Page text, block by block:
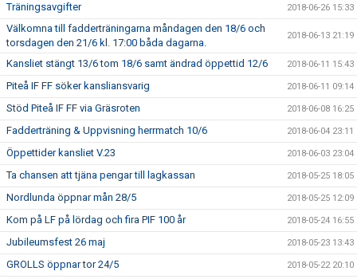
Träningsavgifter 2018-06-26 15:33
Välkomna till fadderträningarna måndagen den 18/6 och
torsdagen den 21/6 kl. 17:00 båda dagarna.
2018-06-13 21:19
Kansliet stängt 13/6 tom 18/6 samt ändrad öppettid 12/6 2018-06-11 15:43
Piteå IF FF söker kansliansvarig 2018-06-11 09:14
Stöd Piteå IF FF via Gräsroten 2018-06-08 16:25
Fadderträning & Uppvisning herrmatch 10/6 2018-06-04 23:11
Öppettider kansliet V.23 2018-06-03 23:04
Ta chansen att tjäna pengar till lagkassan 2018-05-25 18:05
Nordlunda öppnar mån 28/5 2018-05-25 12:09
Kom på LF på lördag och fira PIF 100 år 2018-05-24 16:55
Jubileumsfest 26 maj 2018-05-23 13:43
GROLLS öppnar tor 24/5 2018-05-22 20:10